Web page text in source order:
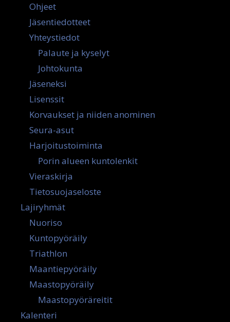
Ohjeet
Jäsentiedotteet
Yhteystiedot
Palaute ja kyselyt
Johtokunta
Jäseneksi
Lisenssit
Korvaukset ja niiden anominen
Seura-asut
Harjoitustoiminta
Porin alueen kuntolenkit
Vieraskirja
Tietosuojaseloste
Lajiryhmät
Nuoriso
Kuntopyöräily
Triathlon
Maantiepyöräily
Maastopyöräily
Maastopyöräreitit
Kalenteri